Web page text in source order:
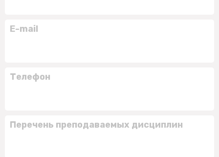
E-mail
Телефон
Перечень преподаваемых дисциплин